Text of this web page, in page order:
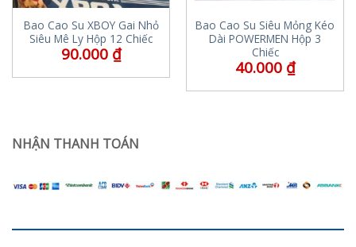
Bao Cao Su XBOY Gai Nhỏ
Siêu Mê Ly Hộp 12 Chiếc
90.000 ₫
Bao Cao Su Siêu Mỏng Kéo
Dài POWERMEN Hộp 3
Chiếc
40.000 ₫
NHẬN THANH TOÁN